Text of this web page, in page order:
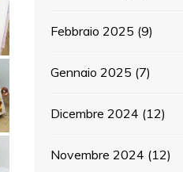
Febbraio 2025 (9)
Gennaio 2025 (7)
Dicembre 2024 (12)
Novembre 2024 (12)